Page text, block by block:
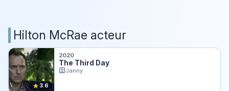
Hilton McRae acteur
★3.6
2020
The Third Day
Janny